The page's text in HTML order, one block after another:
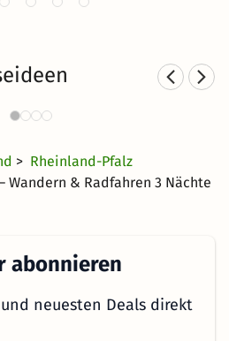
Rheinland-
> Rheinland-Pfalz
Wandern & Radfahren 3 Nächte
abonnieren
neuesten Deals direkt